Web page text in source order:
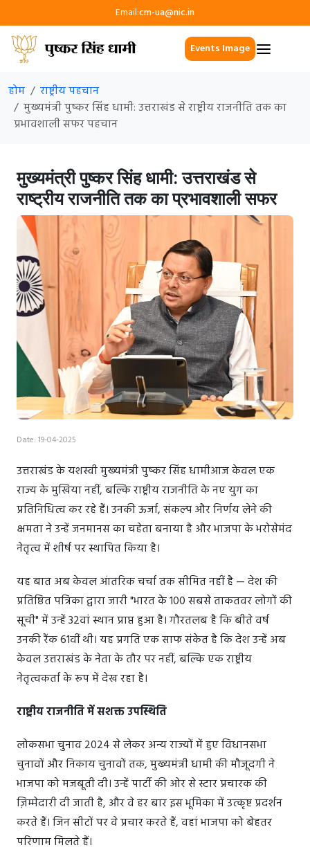
Email:cm-ua@nic.in
Events Image
होम
राष्ट्रीय पहचान
मुख्यमंत्री पुष्कर सिंह धामी: उत्तराखंड से राष्ट्रीय राजनीति तक का
प्रभावशाली सफर पहचान
मुख्यमंत्री पुष्कर सिंह धामी: उत्तराखंड से
राष्ट्रीय राजनीति तक का प्रभावशाली सफर
Date: 19-04-2025
उत्तराखंड के यशस्वी मुख्यमंत्री पुष्कर सिंह धामीआज केवल एक
राज्य के मुखिया नहीं, बल्कि राष्ट्रीय राजनीति के नए युग का
प्रतिनिधित्व कर रहे हैं। उनकी ऊर्जा, संकल्प और निर्णय लेने की
क्षमता ने उन्हें जनमानस का चहेता बनाया है और भाजपा के भरोसेमंद
नेतृत्व में शीर्ष पर स्थापित किया है।
यह बात अब केवल आंतरिक चर्चा तक सीमित नहीं है — देश की
प्रतिष्ठित पत्रिका द्वारा जारी "भारत के 100 सबसे ताकतवर लोगों की
सूची" में उन्हें 32वां स्थान प्राप्त हुआ है। गौरतलब है कि बीते वर्ष
उनकी रैंक 61वीं थी। यह प्रगति एक साफ संकेत है कि देश उन्हें अब
केवल उत्तराखंड के नेता के तौर पर नहीं, बल्कि एक राष्ट्रीय
नेतृत्वकर्ता के रूप में देख रहा है।
राष्ट्रीय राजनीति में सशक्त उपस्थिति
लोकसभा चुनाव 2024 से लेकर अन्य राज्यों में हुए विधानसभा
चुनावों और निकाय चुनावों तक, मुख्यमंत्री धामी की मौजूदगी ने
भाजपा को मजबूती दी। उन्हें पार्टी की ओर से स्टार प्रचारक की
ज़िम्मेदारी दी जाती है, और वे हर बार इस भूमिका में उत्कृष्ट प्रदर्शन
करते हैं। जिन सीटों पर वे प्रचार करते हैं, वहां भाजपा को बेहतर
परिणाम मिलते हैं।